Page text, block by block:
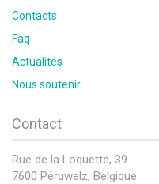
Contacts
Faq
Actualités
Nous soutenir
Contact
Rue de la Loquette, 39
7600 Péruwelz, Belgique